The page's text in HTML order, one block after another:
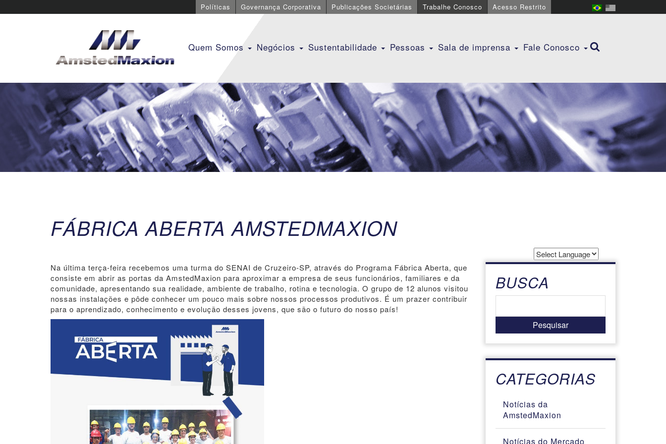
Políticas Governança Corporativa Publicações Societárias Trabalhe Conosco Acesso Restrito
Quem Somos Negócios Sustentabilidade Pessoas Sala de imprensa Fale Conosco
FÁBRICA ABERTA AMSTEDMAXION
Powered by
Na última terça-feira recebemos uma turma do SENAI de Cruzeiro-SP, através do Programa Fábrica Aberta, que
consiste em abrir as portas da AmstedMaxion para aproximar a empresa de seus funcionários, familiares e da
comunidade, apresentando sua realidade, ambiente de trabalho, rotina e tecnologia. O grupo de 12 alunos visitou
nossas instalações e pôde conhecer um pouco mais sobre nossos processos produtivos. É um prazer contribuir
para o aprendizado, conhecimento e evolução desses jovens, que são o futuro do nosso país!
BUSCA
CATEGORIAS
Notícias da
AmstedMaxion
Notícias do Mercado